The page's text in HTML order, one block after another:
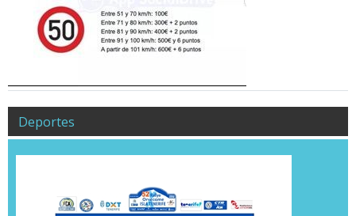
Deportes